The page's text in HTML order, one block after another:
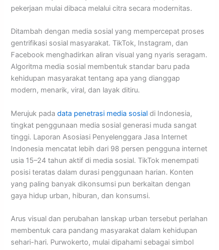
pekerjaan mulai dibaca melalui citra secara modernitas.
Ditambah dengan media sosial yang mempercepat proses
gentrifikasi sosial masyarakat. TikTok, Instagram, dan
Facebook menghadirkan aliran visual yang nyaris seragam.
Algoritma media sosial membentuk standar baru pada
kehidupan masyarakat tentang apa yang dianggap
modern, menarik, viral, dan layak ditiru.
Merujuk padadata penetrasi media sosial di Indonesia,
tingkat penggunaan media sosial generasi muda sangat
tinggi. Laporan Asosiasi Penyelenggara Jasa Internet
Indonesia mencatat lebih dari 98 persen pengguna internet
usia 15–24 tahun aktif di media sosial. TikTok menempati
posisi teratas dalam durasi penggunaan harian. Konten
yang paling banyak dikonsumsi pun berkaitan dengan
gaya hidup urban, hiburan, dan konsumsi.
Arus visual dan perubahan lanskap urban tersebut perlahan
membentuk cara pandang masyarakat dalam kehidupan
sehari-hari. Purwokerto, mulai dipahami sebagai simbol